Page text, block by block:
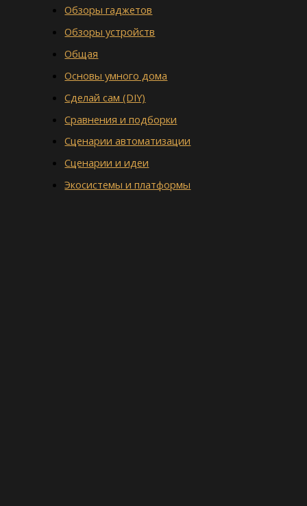
Обзоры гаджетов
Обзоры устройств
Общая
Основы умного дома
Сделай сам (DIY)
Сравнения и подборки
Сценарии автоматизации
Сценарии и идеи
Экосистемы и платформы